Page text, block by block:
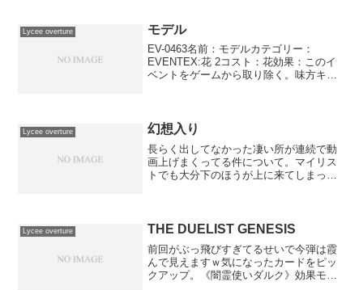
Lycee overture モデル
EV-0463名前：モデルカテゴリー：
EVENTEX:花 2コスト：花効果：このイ
ベントをゲームから取り除く。味方キャ
札に入れる...
Lycee overture 幻想入り
長らく出してなかった凄い所が連続で動
画上げまくってる件について。マイリス
トでも大分下のほうが上に来てしまっ
Lycee overture THE DUELIST GENESIS
前回がぶっ飛びすぎてるせいで今弾は霞
んで見えますｗ気になったカードをピッ
クアップ。《闇霊使いダルク》効果モン